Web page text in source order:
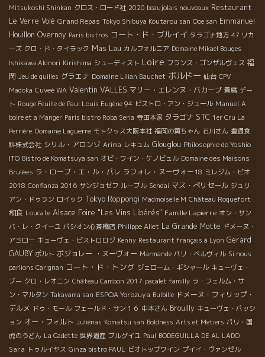
Mitsukoshi Shinkan クロス・ロード社 2020 beaujolais nouveaux Restaurant
Le Verre Volé Grand Repas Tokyo Shibuya Koutarou san Ooe san Emmanuel
Houillon Overnoy Paris bistros コート・ド・ブルイイ タラゴナ地方 47 リカ
ーズ クロ・ド・タイラック Mas Lau カルフォルニア Domaine Mikael Bouges
Ishikawa Akinori Kirishima シューディスト Loire フランス・ゴンザルヴェス 福
岡 Jeu de quilles グラエナ Domaine Lilian Bauchet ボルドー 仙台 CPV
Madoka Cuveé WA Valentin VALLES マリー・エレンヌ・バカーブ 貴腐 デー
ト Rouge Feuille de Paul Louis Eugène 94 ビストロ・アン・ジュール Manuel A
boire et a Manger Paris bistro Roba Seria 寺田本家 タラゴナ STC 1er Cru La
Perrière Domaine Laguerre モトクッス大阪本社 福岡の黄ちゃん 石川さん 豊通食
料株式会社 シリル・アロンゾ Arima レキュム Glouglou Philosophie de Yoshio
ITO Bistro de Komatsuya san オビ・ワイン・ケノビュル Domaine des Maisons
Brulées ラ・ローブ・エ・ル・パレ ラフォレ・ヌーヴォー18 ミレジム・ビオ
2018 Confianza 2016 サンジョゼフ ルーブル Sendai マス・ぺリセール ジュリ
アン・ドゥラン ロイック Tokyo Roppongi Madmoiselle M Château Roquefort
和食 Loucate Alsace Foire "Les Vins Libérés" Famille Lapierre オン・サン
バ・レ・クイーユ パシオン心斎橋店 Philippe Aliet La Grande Motte ドメーヌ・
アミロー キューヴェ・ビストロロジ Kenny Restaurant français à Lyon Gerard
GAUBY ポルト ボジョレー ・ヌーヴォー Marmande パリ・ベルヴィル Si nous
parlions Carignan コート・ド・トング ジェローム・ギシャール キューヴェ・
ブー クロ・レオニン Château Cambon 2017 pacalet familly ラ・フェルム・サ
ン・マルタン Takayama san ESPOA Yorozuya Bulbille ドメーヌ・フィリップ・
デルメ ドゥ・モール フェールド・サン１６ 中本さん Brouilly キューヴェ・パッシ
ョン オー・フォルト Juliénas Komatsu san Boldness Arts et Metiers パリ・国
虎のうどん La Cadette 世界遺産 ブルグイユ Paul BODEGUILLA DE AL LADO
Sara トゥルイヤス Ginza bistro PAUL ビオトップワイン プイイ・ヴァンゼル